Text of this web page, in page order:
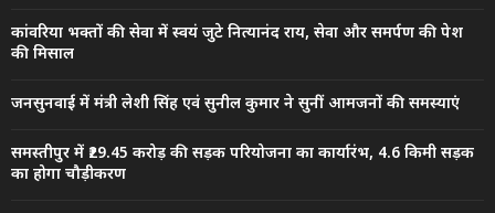
कांवरिया भक्तों की सेवा में स्वयं जुटे नित्यानंद राय, सेवा और समर्पण की पेश
की मिसाल
जनसुनवाई में मंत्री लेशी सिंह एवं सुनील कुमार ने सुनीं आमजनों की समस्याएं
समस्तीपुर में ₹29.45 करोड़ की सड़क परियोजना का कार्यारंभ, 4.6 किमी सड़क
का होगा चौड़ीकरण